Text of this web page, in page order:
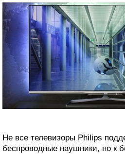
Не все телевизоры Philips
беспроводные наушники, но к